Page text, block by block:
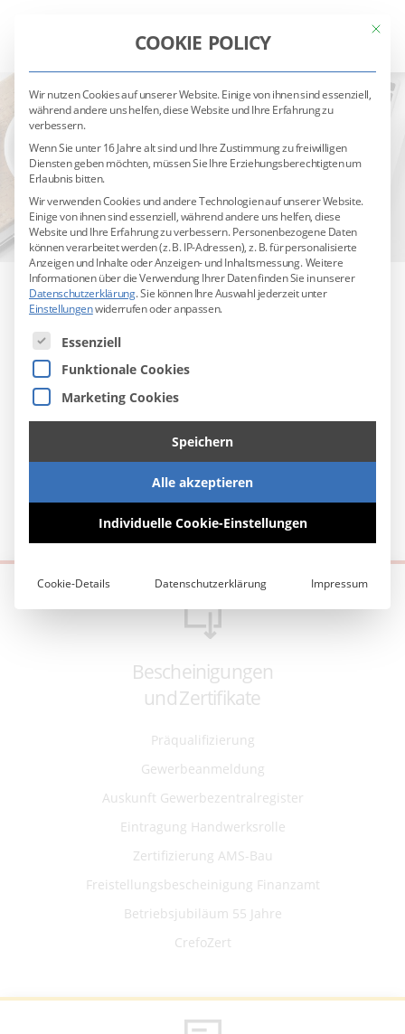
Nachfolgend einige Informationen und
Dokumente, die wir Ihnen
gerne zum Download zur Verfügung stellen
möchten:
Bescheinigungen
und Zertifikate
Präqualifizierung
Gewerbeanmeldung
Auskunft Gewerbezentralregister
Eintragung Handwerksrolle
Zertifizierung AMS-Bau
Freistellungsbescheinigung Finanzamt
Betriebsjubiläum 55 Jahre
CrefoZert
Mit
COOKIE POLICY
Wir nutzen Cookies auf unserer Website. Einige von ihnen sind essenziell,
während andere uns helfen, diese Website und Ihre Erfahrung zu
verbessern.
Wenn Sie unter 16 Jahre alt sind und Ihre Zustimmung zu freiwilligen
Diensten geben möchten, müssen Sie Ihre Erziehungsberechtigten um
Erlaubnis bitten.
Wir verwenden Cookies und andere Technologien auf unserer Website.
Einige von ihnen sind essenziell, während andere uns helfen, diese
Website und Ihre Erfahrung zu verbessern. Personenbezogene Daten
können verarbeitet werden (z. B. IP-Adressen), z. B. für personalisierte
Anzeigen und Inhalte oder Anzeigen- und Inhaltsmessung. Weitere
Informationen über die Verwendung Ihrer Daten finden Sie in unserer
Datenschutzerklärung.Sie können Ihre Auswahl jederzeit unter
Einstellungenwiderrufen oder anpassen.
Es folgt eine Liste der Service-Gruppen, für die eine
Essenziell
Funktionale Cookies
Marketing Cookies
Speichern
Alle akzeptieren
Individuelle Cookie-Einstellungen
Cookie-Details Datenschutzerklärung Impressum